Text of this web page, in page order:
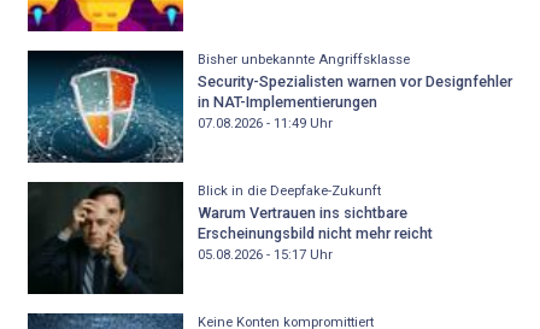
Bisher unbekannte Angriffsklasse
Security-Spezialisten warnen vor Designfehler
in NAT-Implementierungen
07.08.2026 - 11:49Uhr
Blick in die Deepfake-Zukunft
Warum Vertrauen ins sichtbare
Erscheinungsbild nicht mehr reicht
05.08.2026 - 15:17Uhr
Keine Konten kompromittiert